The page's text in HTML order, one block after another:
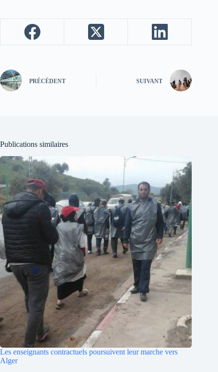
PRÉCÉDENT SUIVANT
Publications similaires
Les enseignants contractuels poursuivent leur marche vers
Alger